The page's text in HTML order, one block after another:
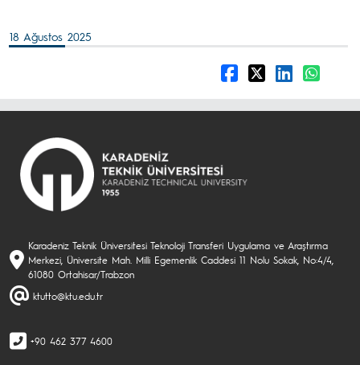
18 Ağustos 2025
Karadeniz Teknik Üniversitesi Teknoloji Transferi Uygulama ve Araştırma
Merkezi, Üniversite Mah. Milli Egemenlik Caddesi 11 Nolu Sokak, No:4/4,
61080 Ortahisar/Trabzon
ktutto@ktu.edu.tr
+90 462 377 4600